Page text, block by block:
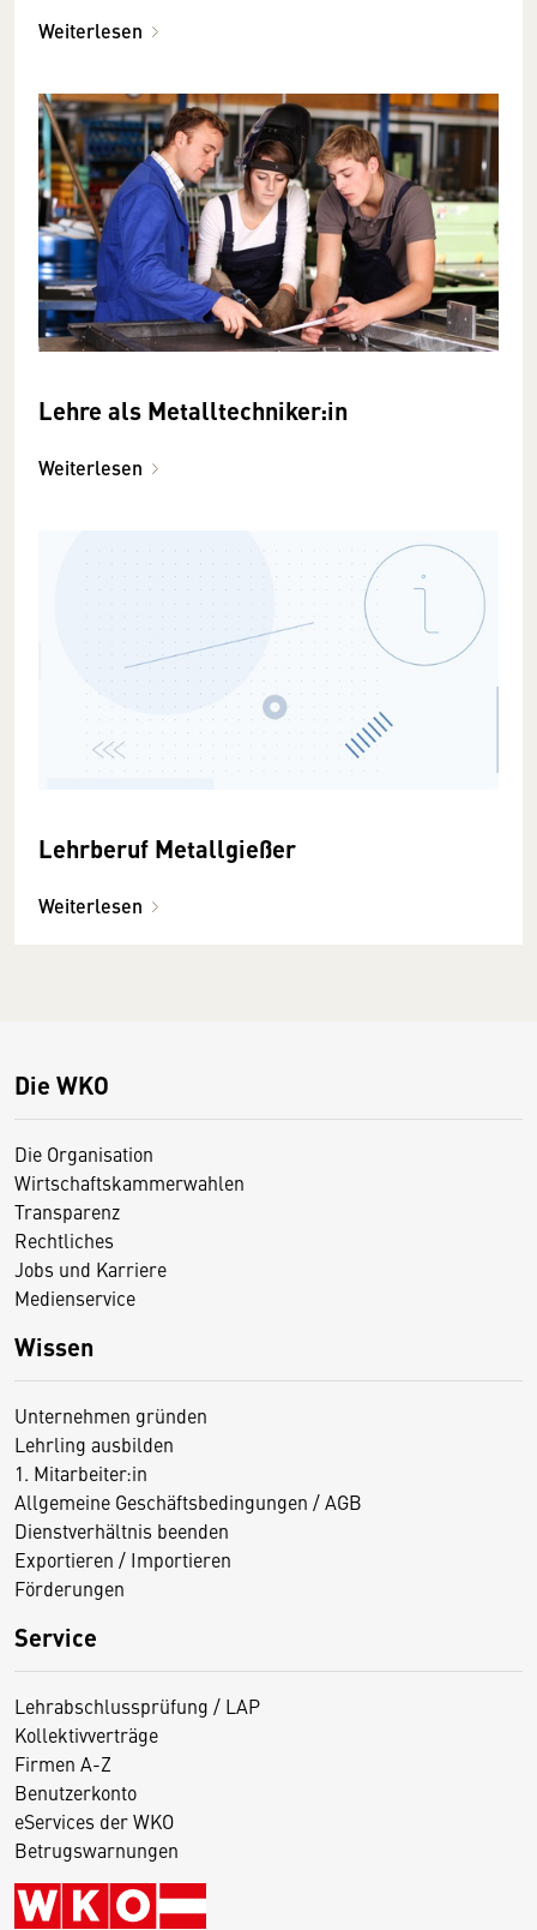
Weiterlesen
Lehre als Metalltechniker:in
Weiterlesen
Lehrberuf Metallgießer
Weiterlesen
Die WKO
Die Organisation
Wirtschaftskammerwahlen
Transparenz
Rechtliches
Jobs und Karriere
Medienservice
Wissen
Unternehmen gründen
Lehrling ausbilden
1. Mitarbeiter:in
Allgemeine Geschäftsbedingungen / AGB
Dienstverhältnis beenden
Exportieren / Importieren
Förderungen
Service
Lehrabschlussprüfung / LAP
Kollektivverträge
Firmen A-Z
Benutzerkonto
eServices der WKO
Betrugswarnungen